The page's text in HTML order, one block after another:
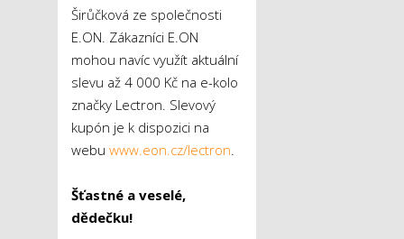
Širůčková ze společnosti
E.ON. Zákazníci E.ON
mohou navíc využít aktuální
slevu až 4 000 Kč na e-kolo
značky Lectron. Slevový
kupón je k dispozici na
webu www.eon.cz/lectron
Šťastné a veselé,
dědečku!